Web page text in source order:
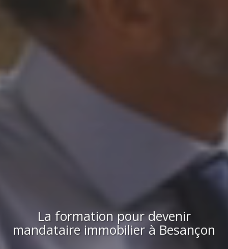
La formation pour devenir
mandataire immobilier à Besançon